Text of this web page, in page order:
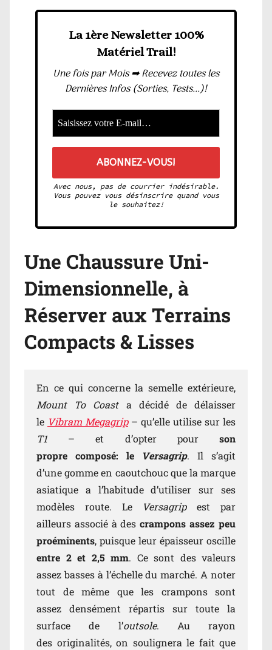
La 1ère Newsletter 100%
Matériel Trail!
Une fois par Mois ➡ Recevez toutes les
Dernières Infos (Sorties, Tests...)!
Avec nous, pas de courrier indésirable.
Vous pouvez vous désinscrire quand vous
le souhaitez!
Une Chaussure Uni-
Dimensionnelle, à
Réserver aux Terrains
Compacts & Lisses
En ce qui concerne la semelle extérieure,
Mount To Coasta décidé de délaisser
le Vibram Megagrip– qu’elle utilise sur les
T1 – et d’opter pourson
propre composé: le Versagrip. Il s’agit
d’une gomme en caoutchouc que la marque
asiatique a l’habitude d’utiliser sur ses
modèles route. Le
Versagripest par
ailleurs associé à descrampons assez peu
proéminents, puisque leur épaisseur oscille
entre 2 et 2,5 mm. Ce sont des valeurs
assez basses à l’échelle du marché. A noter
tout de même que les crampons sont
assez densément répartis sur toute la
surface de l’outsole. Au rayon
des originalités, on soulignera le fait que